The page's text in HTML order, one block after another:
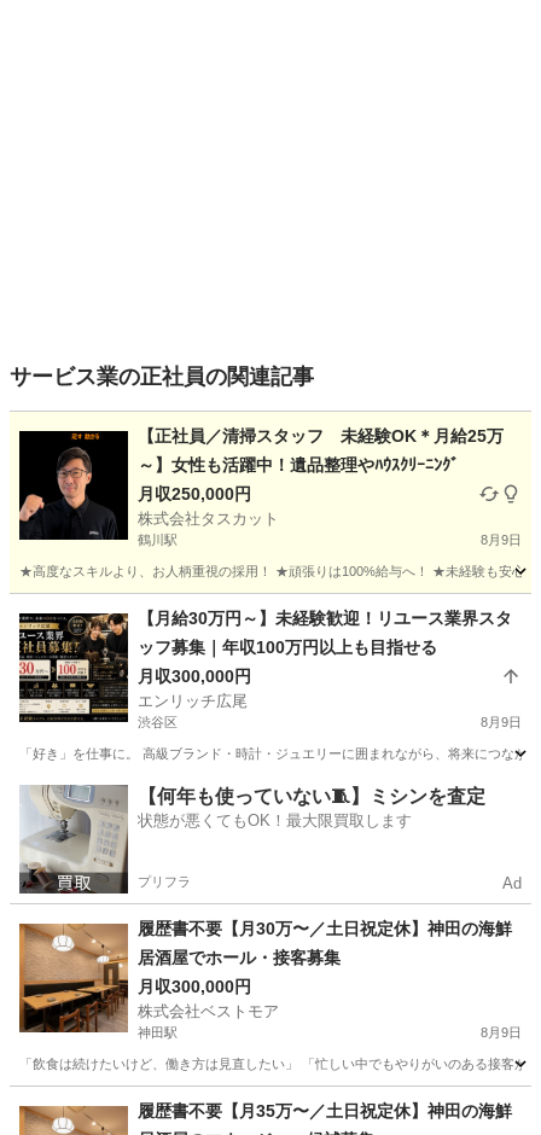
サービス業の正社員の関連記事
【正社員／清掃スタッフ 未経験OK＊月給25万
～】女性も活躍中！遺品整理やﾊｳｽｸﾘｰﾆﾝｸﾞ
月収250,000円
株式会社タスカット
鶴川駅 8月9日
★高度なスキルより、お人柄重視の採用！ ★頑張りは100%給与へ！ ★未経験も安心
鶴川駅 その他
【月給30万円～】未経験歓迎！リユース業界スタ
ッフ募集｜年収100万円以上も目指せる
月収300,000円
エンリッチ広尾
渋谷区 8月9日
「好き」を仕事に。 高級ブランド・時計・ジュエリーに囲まれながら、将来につな
東京 渋谷区 その他 ブランド
【何年も使っていない🧵】ミシンを査定
状態が悪くてもOK！最大限買取します
プリフラ Ad
履歴書不要【月30万〜／土日祝定休】神田の海鮮
居酒屋でホール・接客募集
月収300,000円
株式会社ベストモア
神田駅 8月9日
「飲食は続けたいけど、働き方は見直したい」 「忙しい中でもやりがいのある接客
神田駅 飲食
履歴書不要【月35万〜／土日祝定休】神田の海鮮